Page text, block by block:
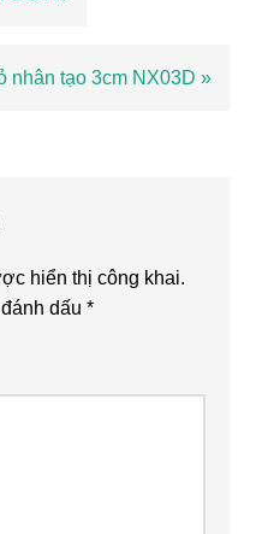
nhân tạo 3cm NX03D »
hiển thị công khai.
dấu*